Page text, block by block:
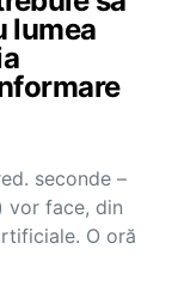
lumea
seconde –
vor face, din
O oră